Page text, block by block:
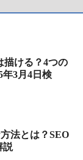
描ける？4つの
年3月4日検
法とは？SEO
説